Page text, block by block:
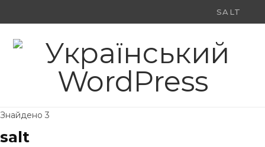
Ви
F X
(
Y
o
Знайдено 3
salt